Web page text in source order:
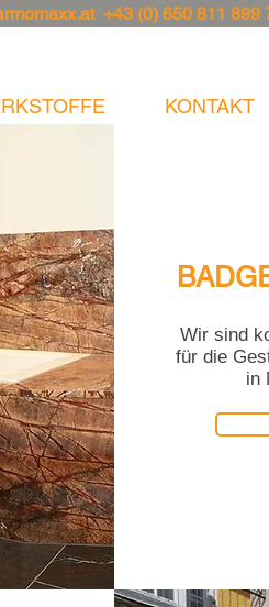
+43 (0) 650 811 899
KONTAKT
Wir sind
für die
in